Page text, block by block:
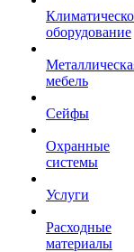
оборудование
мебель
Сейфы
Охранные
системы
Услуги
Расходные
материалы